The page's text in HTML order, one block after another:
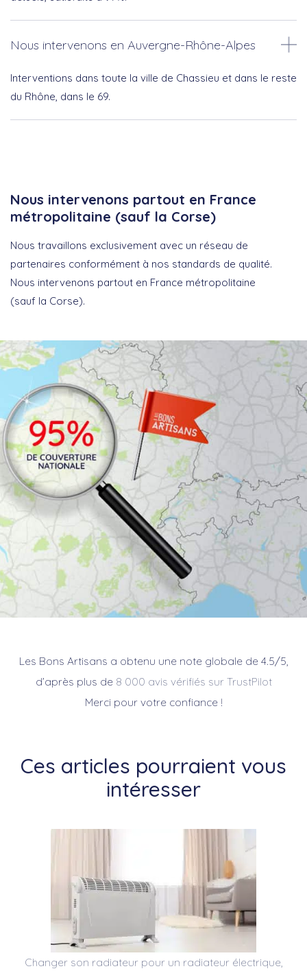
Nous intervenons en Auvergne-Rhône-Alpes
Interventions dans toute la ville de Chassieu et dans le reste
du Rhône, dans le 69.
Nous intervenons partout en France
métropolitaine (sauf la Corse)
Nous travaillons exclusivement avec un réseau de
partenaires conformément à nos standards de qualité.
Nous intervenons partout en France métropolitaine
(sauf la Corse).
Les Bons Artisans a obtenu une note globale de 4.5/5,
d’après plus de 8 000 avis vérifiés sur TrustPilot
Merci pour votre confiance !
Ces articles pourraient vous
intéresser
Changer son radiateur pour un radiateur électrique,